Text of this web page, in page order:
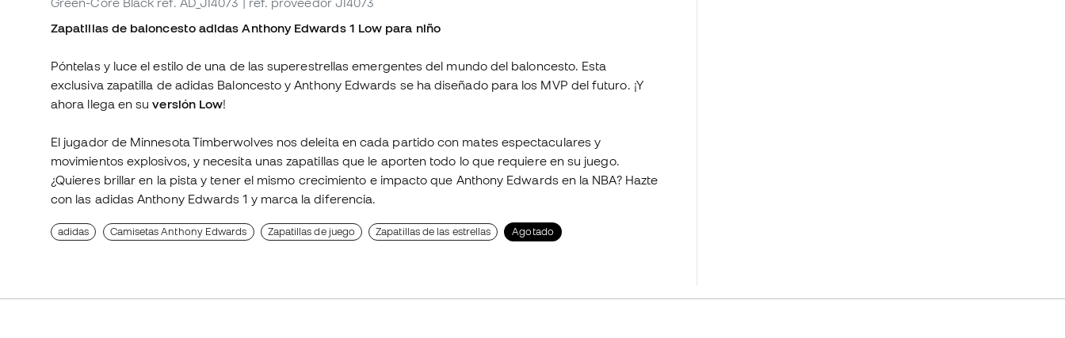
Zapatillas de baloncesto adidas Anthony Edwards 1 Low para niño
Póntelas y luce el estilo de una de las superestrellas emergentes del mundo del baloncesto. Esta
exclusiva zapatilla de adidas Baloncesto y Anthony Edwards se ha diseñado para los MVP del futuro. ¡Y
ahora llega en suversión Low!
El jugador de Minnesota Timberwolves nos deleita en cada partido con mates espectaculares y
movimientos explosivos, y necesita unas zapatillas que le aporten todo lo que requiere en su juego.
¿Quieres brillar en la pista y tener el mismo crecimiento e impacto que Anthony Edwards en la NBA? Hazte
con las adidas Anthony Edwards 1 y marca la diferencia.
adidas Camisetas Anthony Edwards Zapatillas de juego Zapatillas de las estrellas Agotado